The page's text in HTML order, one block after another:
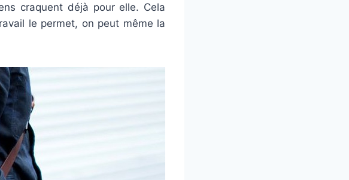
craquent déjà pour elle. Cela
le permet, on peut même la